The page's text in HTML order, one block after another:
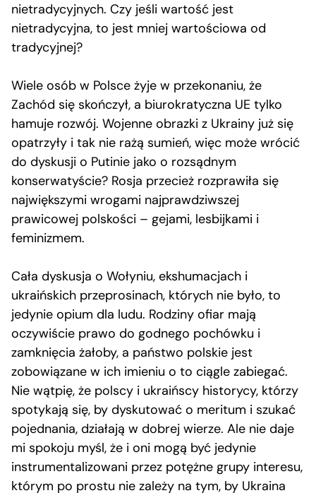
nietradycyjnych. Czy jeśli wartość jest
nietradycyjna, to jest mniej wartościowa od
tradycyjnej?
Wiele osób w Polsce żyje w przekonaniu, że
Zachód się skończył, a biurokratyczna UE tylko
hamuje rozwój. Wojenne obrazki z Ukrainy już się
opatrzyły i tak nie rażą sumień, więc może wrócić
do dyskusji o Putinie jako o rozsądnym
konserwatyście? Rosja przecież rozprawiła się
największymi wrogami najprawdziwszej
prawicowej polskości – gejami, lesbijkami i
feminizmem.
Cała dyskusja o Wołyniu, ekshumacjach i
ukraińskich przeprosinach, których nie było, to
jedynie opium dla ludu. Rodziny ofiar mają
oczywiście prawo do godnego pochówku i
zamknięcia żałoby, a państwo polskie jest
zobowiązane w ich imieniu o to ciągle zabiegać.
Nie wątpię, że polscy i ukraińscy historycy, którzy
spotykają się, by dyskutować o meritum i szukać
pojednania, działają w dobrej wierze. Ale nie daje
mi spokoju myśl, że i oni mogą być jedynie
instrumentalizowani przez potężne grupy interesu,
którym po prostu nie zależy na tym, by Ukraina